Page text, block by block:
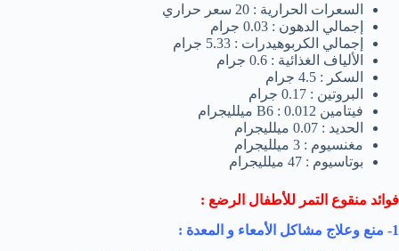
السعرات الحرارية : 20 سعر حراري
إجمالي الدهون : 0.03 جرام
إجمالي الكربوهيدرات : 5.33 جرام
الألياف الغذائية : 0.6 جرام
السكر : 4.5 جرام
البروتين : 0.17 جرام
فيتامين B6 : 0.012 ميلليجرام
الحديد : 0.07 ميلليجرام
مغنسيوم : 3 ميلليجرام
بوتاسيوم : 47 ميلليجرام
فوائد منقوع التمر للأطفال الرضع :
1- منع وعلاج مشاكل الأمعاء و المعدة :